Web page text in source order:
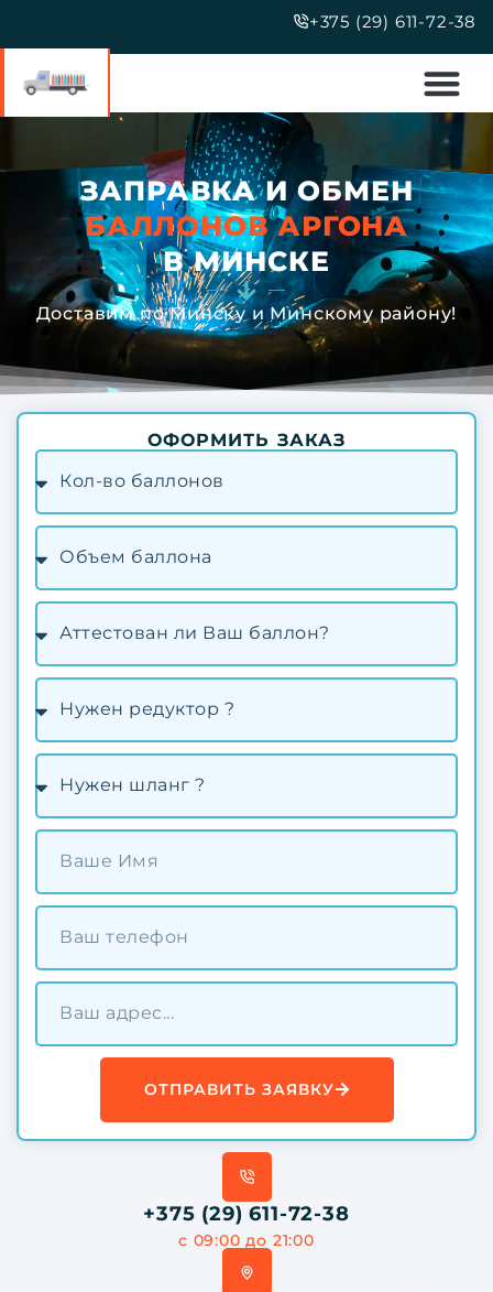
+375 (29) 611-72-38
ЗАПРАВКА И ОБМЕН
БАЛЛОНОВ АРГОНА
В МИНСКЕ
Доставим по Минску и Минскому району!
ОФОРМИТЬ ЗАКАЗ
ОТПРАВИТЬ ЗАЯВКУ
+375 (29) 611-72-38
с 09:00 до 21:00